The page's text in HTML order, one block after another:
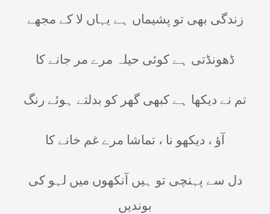
زندگی بھی تو پشیماں ہے یہاں لا کے مجھے
ڈھونڈتی ہے کوئی حیلہ مرے مر جانے کا
تم نے دیکھا ہے کبھی گھر کو بدلتے ہوئے رنگ
آؤ ، دیکھو نا ، تماشا مرے غم خانے کا
دل سے پہنچی تو ہیں آنکھوں میں لہو کی
بوندیں